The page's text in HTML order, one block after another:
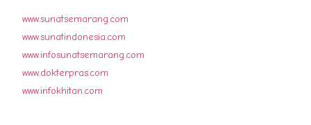
www.sunatsemarang.com
www.sunatindonesia.com
www.infosunatsemarang.com
www.dokterpras.com
www.infokhitan.com